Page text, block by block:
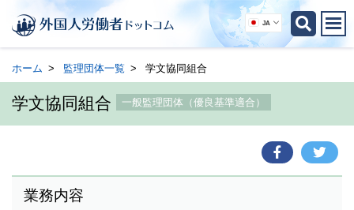
JA
ホーム 監理団体一覧 学文協同組合
学文協同組合 一般監理団体（優良基準適合）
業務内容